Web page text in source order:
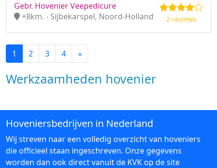
Gebr. Hovenier Veepedicure
+8km. - Sijbekarspel, Noord-Holland
2 reviews
1 2 3 4 »
Werkzaamheden hovenier
Hoveniersbedrijven in Nederland
Wij streven naar een volledig overzicht van hoveniers
die officieel staan ingeschreven. Onze gegevens
worden dan ook direct vanuit de KVK op de site